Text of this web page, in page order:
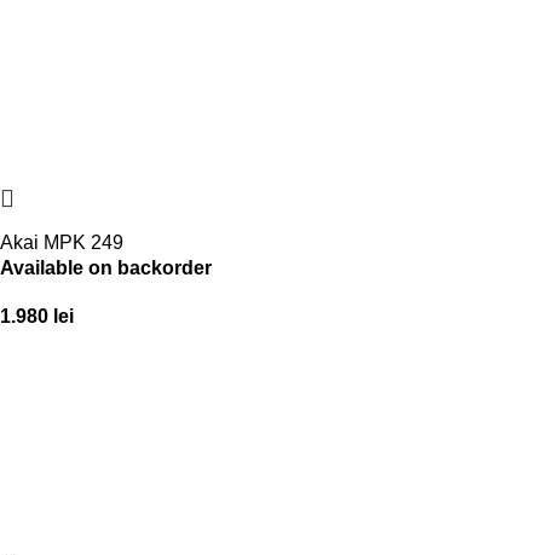
Akai MPK 249
Available on backorder
1.980 lei